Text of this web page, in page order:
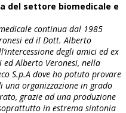
del settore biomedicale e
continua dal 1985
ed il Dott. Alberto
degli amici ed ex
ed Alberto Veronesi, nella
S.p.A dove ho potuto provare
una organizzazione in grado
grazie ad una produzione
in estrema sintonia